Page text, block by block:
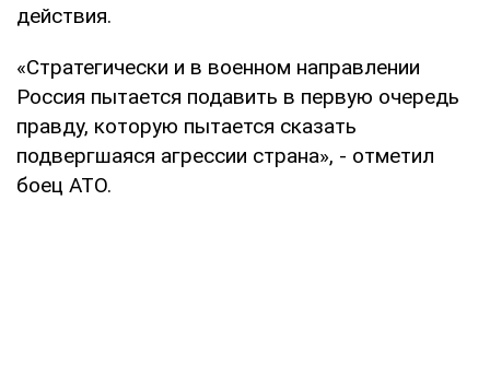
действия.
«Стратегически и в военном направлении
Россия пытается подавить в первую очередь
правду, которую пытается сказать
подвергшаяся агрессии страна», - отметил
боец АТО.